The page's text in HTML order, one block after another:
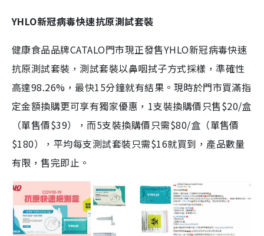
YHLO新冠病毒快速抗原測試套裝
健康食品品牌CATALO門市現正發售YHLO新冠病毒快速
抗原測試套裝，測試套裝以鼻咽拭子方式採樣，準確性
高達98.26%，最快15分鐘就有結果。現時於門市買滿指
定金額換購更可享有獨家優惠，1支裝換購價只售$20/盒
（單售價$39），而5支裝換購價只需$80/盒（單售價
$180），平均每支測試套裝只需$16就買到，產品數量
有限，售完即止。